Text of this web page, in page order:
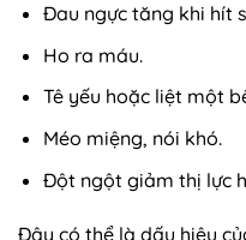
Đau ngực tăng khi hít
Ho ra máu.
Tê yếu hoặc liệt một
Méo miệng, nói khó.
Đột ngột giảm thị lực
Đây có thể là dấu hiệu